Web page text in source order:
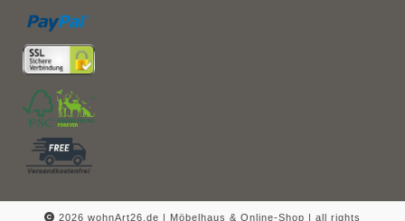
2026 wohnArt26.de | Möbelhaus & Online-Shop | all rights